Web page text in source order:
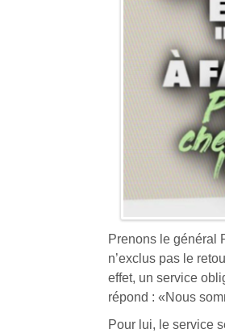
Prenons le général
n’exclus pas le
effet, un service
répond : «Nous
Pour lui, le service